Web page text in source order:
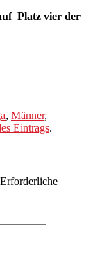
Platz vier der
, Männer,
Eintrags.
Erforderliche